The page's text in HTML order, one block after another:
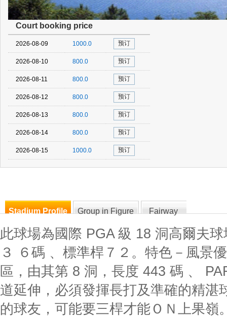
Court booking price
2026-08-09 1000.0 预订
2026-08-10 800.0 预订
2026-08-11 800.0 预订
2026-08-12 800.0 预订
2026-08-13 800.0 预订
2026-08-14 800.0 预订
2026-08-15 1000.0 预订
Stadium Profile Group in Figure Fairway
此球場為國際 PGA 級 18 洞高爾夫
３ ６碼 、標準桿７２。特色－風景
區，由其第 8 洞，長度 443 碼 、
道延伸，必須發揮長打及準確的精湛
的球友，可能要三桿才能ＯＮ上果嶺